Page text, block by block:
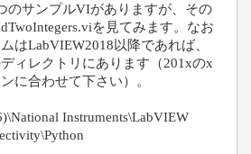
のサンプルVIがありますが、その
.viを見てみます。なお
はLabVIEW2018以降であれば、
ィレクトリにあります（201xのx
に合わせて下さい）。
Instruments\LabVIEW